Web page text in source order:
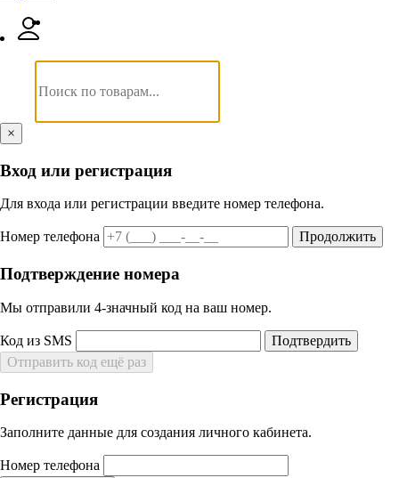
×
Вход или регистрация
Для входа или регистрации введите номер телефона.
Номер телефона Продолжить
Подтверждение номера
Мы отправили 4‑значный код на ваш номер.
Код из SMS
Подтвердить
Отправить код ещё раз
Регистрация
Заполните данные для создания личного кабинета.
Номер телефона